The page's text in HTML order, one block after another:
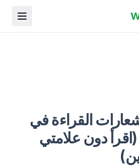
القراءة في
دون علامتي